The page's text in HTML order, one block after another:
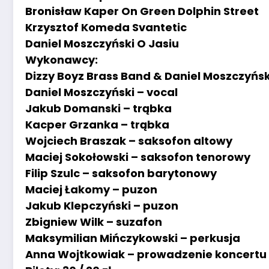
Bronisław Kaper On Green Dolphin Street
Krzysztof Komeda Svantetic
Daniel Moszczyński O Jasiu
Wykonawcy:
Dizzy Boyz Brass Band & Daniel
Daniel Moszczyński – vocal
Jakub Domanski – trąbka
Kacper Grzanka – trąbka
Wojciech Braszak – saksofon altowy
Maciej Sokołowski – saksofon tenorowy
Filip Szulc – saksofon barytonowy
Maciej Łakomy – puzon
Jakub Klepczyński – puzon
Zbigniew Wilk – suzafon
Maksymilian Mińczykowski – perkusja
Anna Wojtkowiak – prowadzenie koncertu